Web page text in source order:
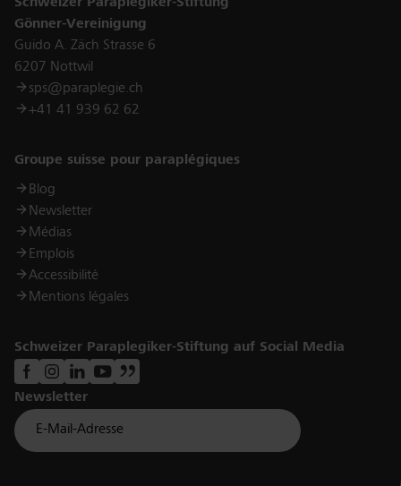
Gönner-Vereinigung
Guido A. Zäch Strasse 6
6207 Nottwil
sps@paraplegie.ch
+41 41 939 62 62
Links
Groupe suisse pour paraplégiques
Blog
Newsletter
Médias
Emplois
Accessibilité
Mentions légales
Schweizer Paraplegiker-Stiftung auf Social Media
Newsletter
Für Newsletter der Paraplegiker Stiftung anmelden